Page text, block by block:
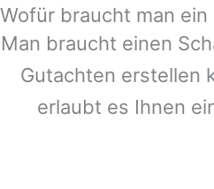
Wofür braucht man
Man braucht einen
Gutachten erstellen
erlaubt es Ihnen